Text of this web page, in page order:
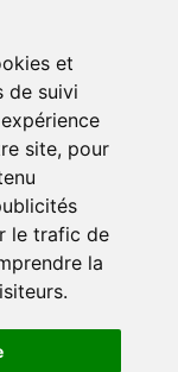
et
de suivi
site, pour
le trafic de
la